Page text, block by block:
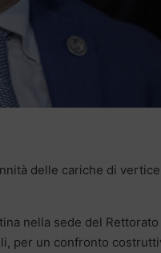
delle cariche di
nella sede del
per un confronto